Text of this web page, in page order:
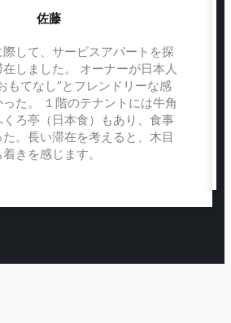
佐藤
して、サービスアパートを探
しました。 オーナーが日本人
もてなし”とフレンドリーな感
た。 １階のテナントには牛角
くろ亭（日本食）もあり、食事
。長い滞在を考えると、木目
きを感じます。